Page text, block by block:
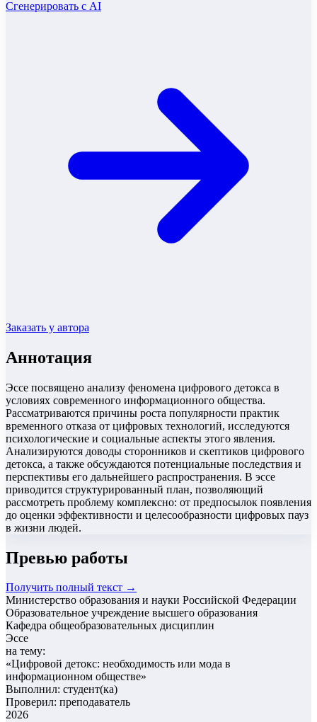
Сгенерировать с AI
Заказать у автора
Аннотация
Эссе посвящено анализу феномена цифрового детокса в
условиях современного информационного общества.
Рассматриваются причины роста популярности практик
временного отказа от цифровых технологий, исследуются
психологические и социальные аспекты этого явления.
Анализируются доводы сторонников и скептиков цифрового
детокса, а также обсуждаются потенциальные последствия и
перспективы его дальнейшего распространения. В эссе
приводится структурированный план, позволяющий
рассмотреть проблему комплексно: от предпосылок появления
до оценки эффективности и целесообразности цифровых пауз
в жизни людей.
Превью работы
Получить полный текст →
Министерство образования и науки Российской Федерации
Образовательное учреждение высшего образования
Кафедра общеобразовательных дисциплин
Эссе
на тему:
«Цифровой детокс: необходимость или мода в
информационном обществе»
Выполнил: студент(ка)
Проверил: преподаватель
2026